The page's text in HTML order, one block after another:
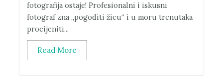
fotografija ostaje! Profesionalni i iskusni
fotograf zna „pogoditi žicu“ i u moru trenutaka
procijeniti...
Read More